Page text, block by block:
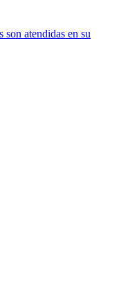
son atendidas en su